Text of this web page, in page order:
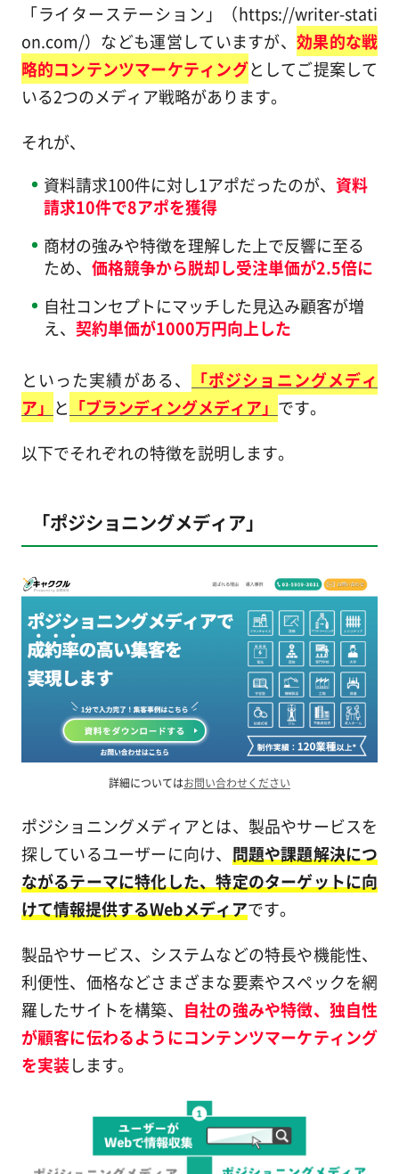
「ライターステーション」（https://writer-stati
on.com/）なども運営していますが、 効果的な戦
略的コンテンツマーケティングとしてご提案して
いる2つのメディア戦略があります。
それが、
資料請求100件に対し1アポだったのが、 資料
請求10件で8アポを獲得
商材の強みや特徴を理解した上で反響に至る
ため、 価格競争から脱却し受注単価が2.5倍に
自社コンセプトにマッチした見込み顧客が増
え、 契約単価が1000万円向上した
といった実績がある、
「ポジショニングメディ
ア」 と 「ブランディングメディア」 です。
以下でそれぞれの特徴を説明します。
「ポジショニングメディア」
詳細についてはお問い合わせください
ポジショニングメディアとは、製品やサービスを
探しているユーザーに向け、 問題や課題解決につ
ながるテーマに特化した、特定のターゲットに向
けて情報提供するWebメディアです。
製品やサービス、システムなどの特長や機能性、
利便性、価格などさまざまな要素やスペックを網
羅したサイトを構築、 自社の強みや特徴、独自性
が顧客に伝わるようにコンテンツマーケティング
を実装します。